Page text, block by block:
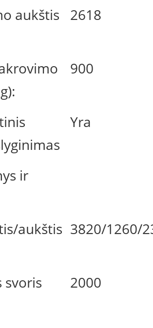
aukštis
2618
900
Yra
ir
aukštis 3820/1260/
svoris
2000